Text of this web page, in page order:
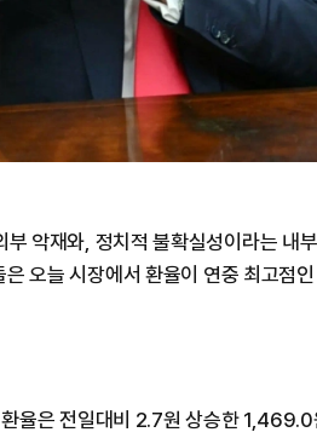
악재와, 정치적 불확실성이라는 내부
오늘 시장에서 환율이 연중 최고점
율은 전일대비 2.7원 상승한